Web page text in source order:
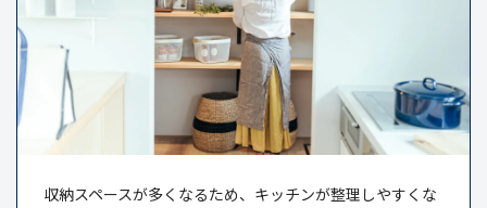
収納スペースが多くなるため、キッチンが整理しやすくな